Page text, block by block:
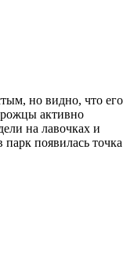
но видно, что его
активно
на лавочках и
появилась точка